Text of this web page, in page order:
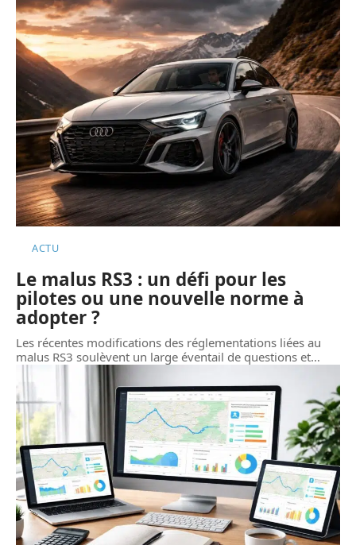
ACTU
Le malus RS3 : un défi pour les
pilotes ou une nouvelle norme à
adopter ?
Les récentes modifications des réglementations liées au
malus RS3 soulèvent un large éventail de questions et…